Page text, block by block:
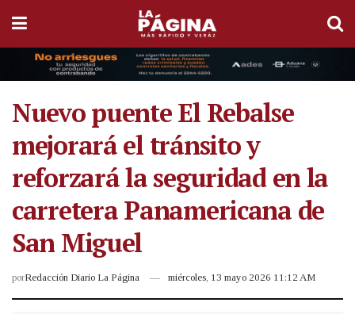
Nuevo puente El Rebalse
mejorará el tránsito y
reforzará la seguridad en la
carretera Panamericana de
San Miguel
porRedacción Diario La Página miércoles, 13 mayo 2026 11:12 AM